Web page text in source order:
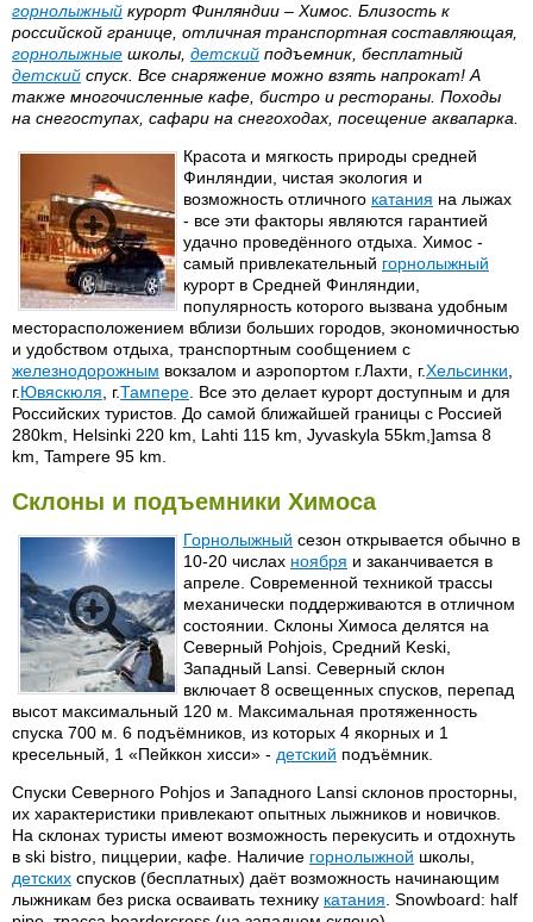
горнолыжный курорт Финляндии – Химос. Близость к
российской границе, отличная транспортная составляющая,
горнолыжные школы, детский подъемник, бесплатный
детский спуск. Все снаряжение можно взять напрокат! А
также многочисленные кафе, бистро и рестораны. Походы
на снегоступах, сафари на снегоходах, посещение аквапарка.
Красота и мягкость природы средней
Финляндии, чистая экология и
возможность отличного катания на лыжах
- все эти факторы являются гарантией
удачно проведённого отдыха. Химос -
самый привлекательный горнолыжный
курорт в Средней Финляндии,
популярность которого вызвана удобным
месторасположением вблизи больших городов, экономичностью
и удобством отдыха, транспортным сообщением с
железнодорожным вокзалом и аэропортом г.Лахти, г.Хельсинки
г.Ювяскюля , г.Тампере . Все это делает курорт доступным и для
Российских туристов. До самой ближайшей границы с Россией
280km, Helsinki 220 km, Lahti 115 km, Jyvaskyla 55km,]amsa 8
km, Tampere 95 km.
Склоны и подъемники Химоса
Горнолыжный сезон открывается обычно в
10-20 числах ноября и заканчивается в
апреле. Современной техникой трассы
механически поддерживаются в отличном
состоянии. Склоны Химоса делятся на
Северный Pohjois, Средний Keski,
Западный Lansi. Северный склон
включает 8 освещенных спусков, перепад
высот максимальный 120 м. Максимальная протяженность
спуска 700 м. 6 подъёмников, из которых 4 якорных и 1
кресельный, 1 «Пейккон хисси» - детский подъёмник.
Спуски Северного Pohjos и Западного Lansi склонов просторны,
их характеристики привлекают опытных лыжников и новичков.
На склонах туристы имеют возможность перекусить и отдохнуть
в ski bistro, пиццерии, кафе. Наличие горнолыжной школы,
детских спусков (бесплатных) даёт возможность начинающим
лыжникам без риска осваивать технику катания . Snowboard: half